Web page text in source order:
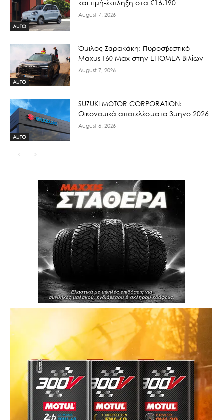
AUTO
και τιμή-έκπληξη στα €16.190
August 7, 2026
AUTO
Όμιλος Σαρακάκη: Πυροσβεστικό
Maxus T60 Max στην ΕΠΟΜΕΑ Βιλίων
August 7, 2026
AUTO
SUZUKI MOTOR CORPORATION:
Οικονομικά αποτελέσματα 3μηνο 2026
August 6, 2026